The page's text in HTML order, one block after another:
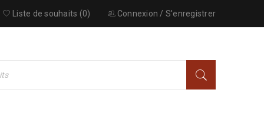
Connexion / S'enregistrer
Liste de souhaits (0)